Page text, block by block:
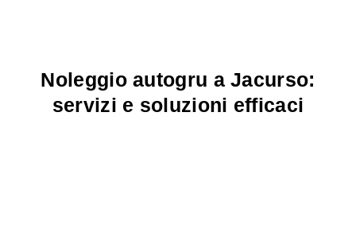
Noleggio autogru a Jacurso:
servizi e soluzioni efficaci